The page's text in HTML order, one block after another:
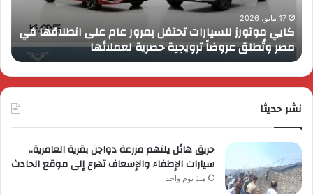
انطلاقها
في
مصر
وتُطلق
عروضاً
ترويجية
حصرية
17 مايو، 2026
كايي موتورز للسيارات تحتفل بمرور عام على انطلاقها في
مصر وتُطلق عروضاً ترويجية حصرية لعملائها
نشر حديثا
حريق هائل يلتهم مزرعة دواجن بقرية العامرية..
سيارات الإطفاء والإسعاف تهرع إلى موقع الحادث
منذ يوم واحد